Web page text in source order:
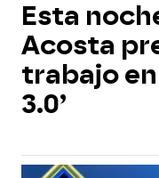
Esta
Acosta
trabajo en
3.0’